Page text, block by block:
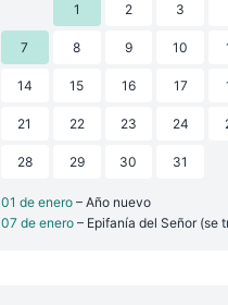
1 2 3
7 8 9 10
14 15 16 17
21 22 23 24
28 29 30 31
01 de enero – Año nuevo
07 de enero – Epifanía del Señor (se